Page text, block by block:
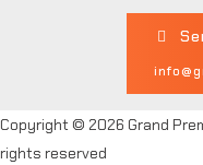
Copyright © 2026 Grand
rights reserved